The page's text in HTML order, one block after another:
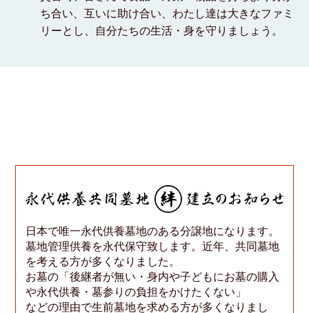
ち合い、互いに助け合い、わたし達は大きなファミ
リーとし、自分たちの生活・身を守りましょう。
日
永代供養
日本で唯一永代供養墓地のある分譲地になります。
墓地管理供養を永代保守致します。近年、共同墓地
を考える方が多くなりました。
お墓の「後継者が無い・身内や子どもにお墓の購入
や永代供養・墓参りの負担をかけたくない」
などの理由で生前墓地を求める方が多くなりまし